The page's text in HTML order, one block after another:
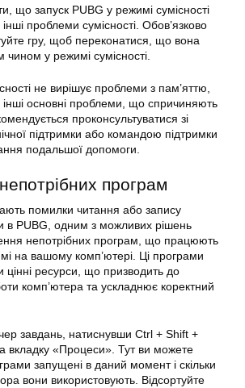
що запуск PUBG у режимі сумісності
проблеми сумісності. Обов’язково
гру, щоб переконатися, що вона
у режимі сумісності.
не вирішує проблеми з пам’яттю,
основні проблеми, що спричиняють
проконсультуватися зі
підтримки або командою підтримки
подальшої допомоги.
програм
помилки читання або запису
в PUBG, одним з можливих рішень
непотрібних програм, що працюють
на вашому комп’ютері. Ці програми
цінні ресурси, що призводить до
комп’ютера та ускладнює коректний
завдань, натиснувши Ctrl + Shift +
вкладку «Процеси». Тут ви можете
запущені в даний момент і скільки
вони використовують. Відсортуйте